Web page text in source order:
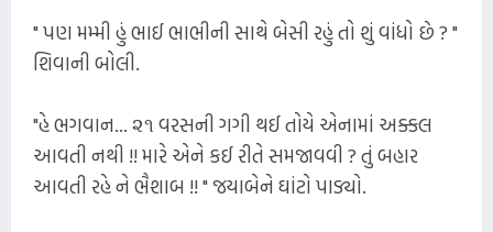
" પણ મમ્મી હું ભાઈ ભાભીની સાથે બેસી રહું તો શું વાંધો છે ? "
શિવાની બોલી.
"હે ભગવાન... ૨૧ વરસની ગગી થઈ તોયે એનામાં અક્કલ
આવતી નથી !! મારે એને કઈ રીતે સમજાવવી ? તું બહાર
આવતી રહે ને ભૈશાબ !! " જયાબેને ઘાંટો પાડ્યો.